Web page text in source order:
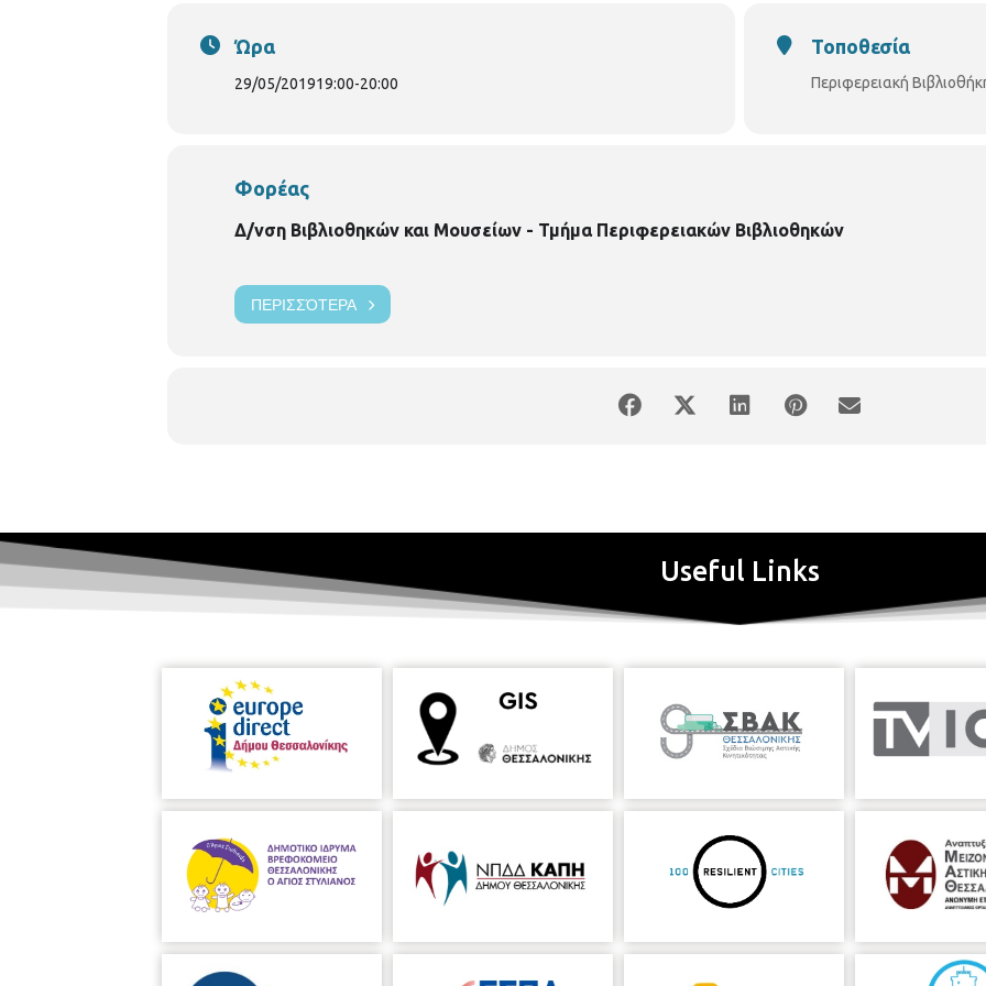
Ώρα
29/05/201919:00-20:00
Τοποθεσία
Περιφερειακή
Φορέας
Δ/νση Βιβλιοθηκών και Μουσείων - Τμήμα Περιφερειακών Βιβλιοθηκών
ΠΕΡΙΣΣΌΤΕΡΑ
Useful Links